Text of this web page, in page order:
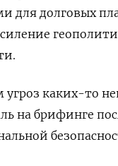
для долговых
каких-то
на брифинге